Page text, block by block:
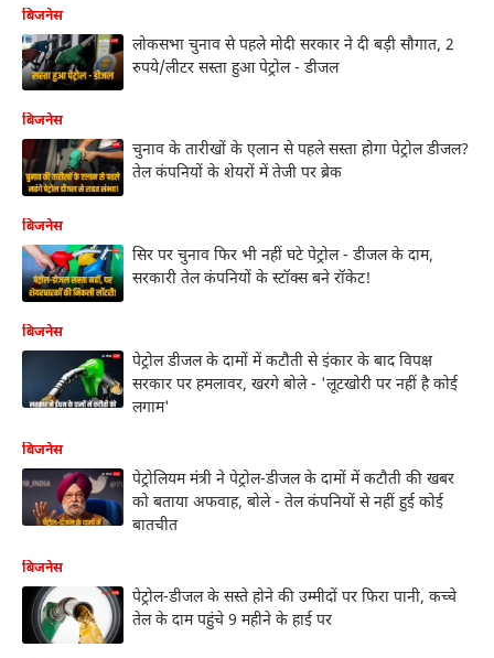
बिजनेस
लोकसभा चुनाव से पहले मोदी सरकार ने दी बड़ी सौगात, 2
रुपये/लीटर सस्ता हुआ पेट्रोल - डीजल
बिजनेस
चुनाव के तारीखों के एलान से पहले सस्ता होगा पेट्रोल डीजल?
तेल कंपनियों के शेयरों में तेजी पर ब्रेक
बिजनेस
सिर पर चुनाव फिर भी नहीं घटे पेट्रोल - डीजल के दाम,
सरकारी तेल कंपनियों के स्टॉक्स बने रॉकेट!
बिजनेस
पेट्रोल डीजल के दामों में कटौती से इंकार के बाद विपक्ष
सरकार पर हमलावर, खरगे बोले - 'लूटखोरी पर नहीं है कोई
लगाम'
बिजनेस
पेट्रोलियम मंत्री ने पेट्रोल-डीजल के दामों में कटौती की खबर
को बताया अफवाह, बोले - तेल कंपनियों से नहीं हुई कोई
बातचीत
बिजनेस
पेट्रोल-डीजल के सस्ते होने की उम्मीदों पर फिरा पानी, कच्चे
तेल के दाम पहुंचे 9 महीने के हाई पर